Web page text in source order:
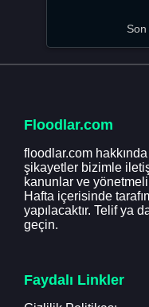
Floodlar.com
floodlar.com
şikayetler bizimle
kanunlar ve
Hafta içerisinde
yapılacaktır. Telif ya
geçin.
Faydalı Linkler